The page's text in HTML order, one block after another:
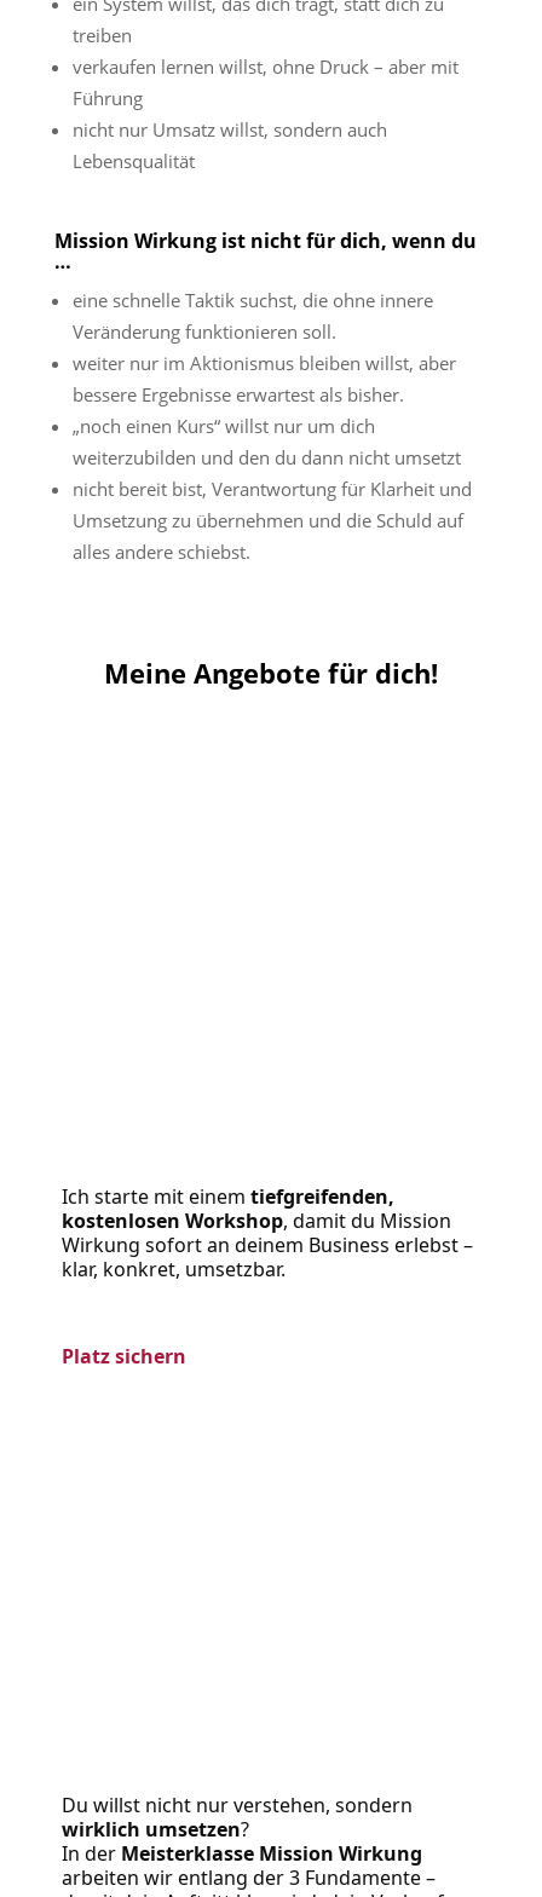
treiben
verkaufen lernen willst, ohne Druck – aber mit
Führung
nicht nur Umsatz willst, sondern auch
Lebensqualität
Mission Wirkung ist nicht für dich, wenn du
…
eine schnelle Taktik suchst, die ohne innere
Veränderung funktionieren soll.
weiter nur im Aktionismus bleiben willst, aber
bessere Ergebnisse erwartest als bisher.
„noch einen Kurs“ willst nur um dich
weiterzubilden und den du dann nicht umsetzt
nicht bereit bist, Verantwortung für Klarheit und
Umsetzung zu übernehmen und die Schuld auf
alles andere schiebst.
Meine Angebote für dich!
Ich starte mit einem tiefgreifenden,
kostenlosen Workshop, damit du Mission
Wirkung sofort an deinem Business erlebst –
klar, konkret, umsetzbar.
Platz sichern
wirklich umsetzen?
In der Meisterklasse Mission Wirkung
arbeiten wir entlang der 3 Fundamente –